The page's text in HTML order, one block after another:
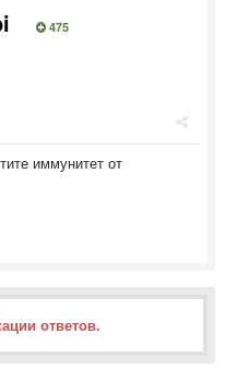
475
иммунитет от
ответов.